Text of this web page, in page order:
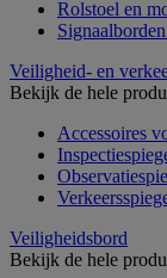
Rolstoel en
Veiligheid- en
Bekijk de hele
Accessoires
Veiligheidsbord
Bekijk de hele